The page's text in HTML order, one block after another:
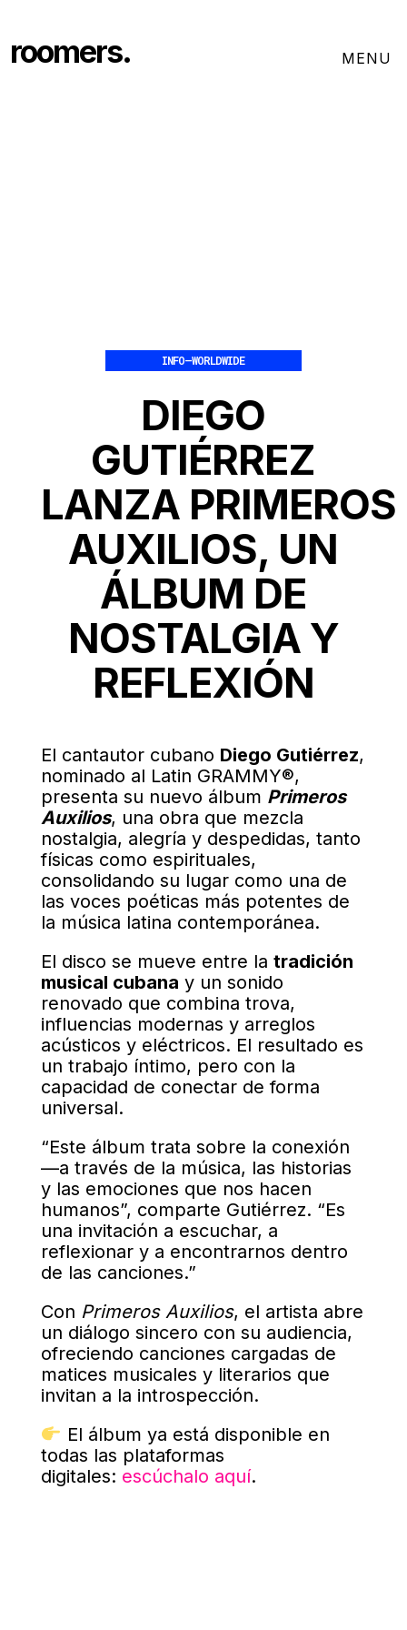
roomers.
INFO–WORLDWIDE
DIEGO
GUTIÉRREZ
LANZA PRIMEROS
AUXILIOS, UN
ÁLBUM DE
NOSTALGIA Y
REFLEXIÓN
El cantautor cubano Diego Gutiérrez,
nominado al Latin GRAMMY®,
presenta su nuevo álbum Primeros
Auxilios, una obra que mezcla
nostalgia, alegría y despedidas, tanto
físicas como espirituales,
consolidando su lugar como una de
las voces poéticas más potentes de
la música latina contemporánea.
El disco se mueve entre la tradición
musical cubana y un sonido
renovado que combina trova,
influencias modernas y arreglos
acústicos y eléctricos. El resultado es
un trabajo íntimo, pero con la
capacidad de conectar de forma
universal.
“Este álbum trata sobre la conexión
—a través de la música, las historias
y las emociones que nos hacen
humanos”, comparte Gutiérrez. “Es
una invitación a escuchar, a
reflexionar y a encontrarnos dentro
de las canciones.”
Con Primeros Auxilios, el artista abre
un diálogo sincero con su audiencia,
ofreciendo canciones cargadas de
matices musicales y literarios que
invitan a la introspección.
El álbum ya está disponible en
todas las plataformas
digitales: escúchalo aquí.